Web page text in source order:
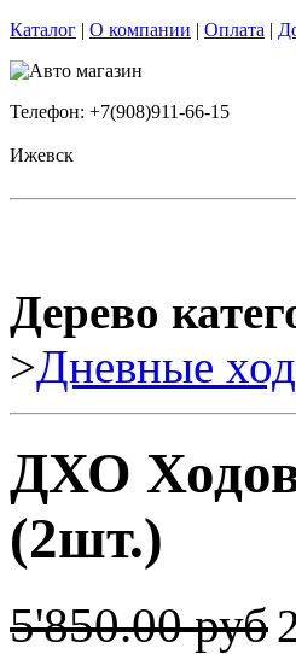
Каталог | О компании | Оплата |
Телефон: +7(908)911-66-15
Ижевск
Дерево
>Дневные
ДХО
(2шт.)
5'850.00 руб